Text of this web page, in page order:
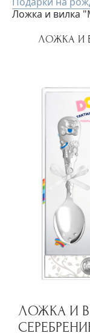
Ложка и вилка
ЛОЖКА И
ЛОЖКА И